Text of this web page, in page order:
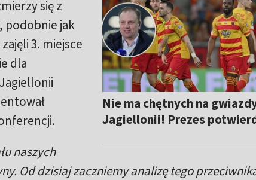
Nie ma chętnych na
Jagiellonii! Prezes
się z
podobnie jak
3. miejsce
dla
naszych
Od dzisiaj zaczniemy analizę tego